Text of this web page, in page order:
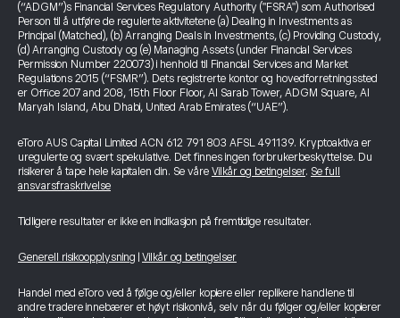
(“ADGM”)s Financial Services Regulatory Authority ("FSRA") som Authorised
Person til å utføre de regulerte aktivitetene (a) Dealing in Investments as
Principal (Matched), (b) Arranging Deals in Investments, (c) Providing Custody,
(d) Arranging Custody og (e) Managing Assets (under Financial Services
Permission Number 220073) i henhold til Financial Services and Market
Regulations 2015 (“FSMR”). Dets registrerte kontor og hovedforretningssted
er Office 207 and 208, 15th Floor Floor, Al Sarab Tower, ADGM Square, Al
Maryah Island, Abu Dhabi, United Arab Emirates (“UAE”).
eToro AUS Capital Limited ACN 612 791 803 AFSL 491139. Kryptoaktiva er
uregulerte og svært spekulative. Det finnes ingen forbrukerbeskyttelse. Du
risikerer å tape hele kapitalen din. Se våre Vilkår og betingelser. Se full
ansvarsfraskrivelse
Tidligere resultater er ikke en indikasjon på fremtidige resultater.
Generell risikoopplysning Vilkår og betingelser
Handel med eToro ved å følge og/eller kopiere eller replikere handlene til
andre tradere innebærer et høyt risikonivå, selv når du følger og/eller kopierer